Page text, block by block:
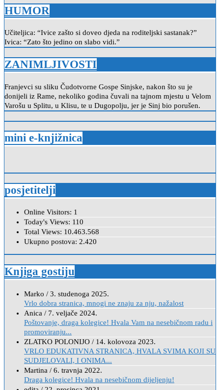
HUMOR
Učiteljica: “Ivice zašto si doveo djeda na roditeljski sastanak?”
Ivica: “Zato što jedino on slabo vidi.”
ZANIMLJIVOSTI
Franjevci su sliku Čudotvorne Gospe Sinjske, nakon što su je
donijeli iz Rame, nekoliko godina čuvali na tajnom mjestu u Velom
Varošu u Splitu, u Klisu, te u Dugopolju, jer je Sinj bio porušen.
mini e-knjižnica
posjetitelji
Online Visitors: 1
Today's Views: 110
Total Views: 10.463.568
Ukupno postova: 2.420
Knjiga gostiju
Marko / 3. studenoga 2025.
Vrlo dobra stranica, mnogi ne znaju za nju, nažalost
Anica / 7. veljače 2024.
Poštovanje, draga kolegice! Hvala Vam na nesebičnom radu i
promoviranju...
ZLATKO POLONIJO / 14. kolovoza 2023.
VRLO EDUKATIVNA STRANICA, HVALA SVIMA KOJI SU
SUDJELOVALI, I ONIMA...
Martina / 6. travnja 2022.
Draga kolegice! Hvala na nesebičnom dijeljenju!